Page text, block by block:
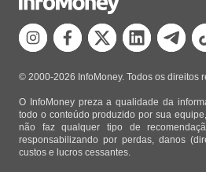
© 2000-2026 InfoMoney. Todos os direitos
O InfoMoney preza a qualidade da
todo o conteúdo produzido por sua
não faz qualquer tipo de
responsabilizando por perdas, danos
custos e lucros cessantes.